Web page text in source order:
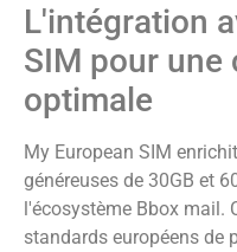
L'intégration
SIM pour
optimale
My European SIM
généreuses de 30GB et
l'écosystème Bbox mail.
standards européens de